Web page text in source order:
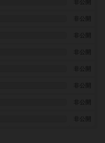
非公開
非公開
非公開
非公開
非公開
非公開
非公開
非公開